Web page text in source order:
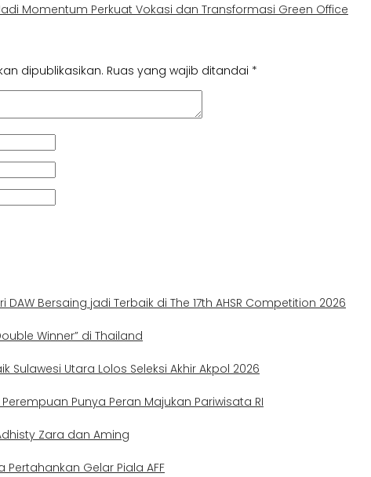
Momentum Perkuat Vokasi dan Transformasi Green Office
dipublikasikan. Ruas yang wajib ditandai *
DAW Bersaing jadi Terbaik di The 17th AHSR Competition 2026
Winner” di Thailand
Sulawesi Utara Lolos Seleksi Akhir Akpol 2026
Punya Peran Majukan Pariwisata RI
Zara dan Aming
Pertahankan Gelar Piala AFF